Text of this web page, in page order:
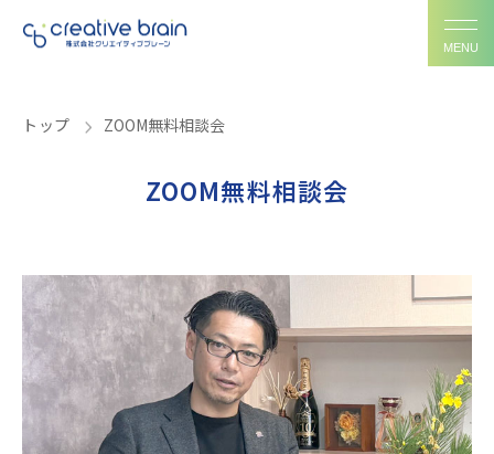
MENU
お知らせ
採用情報
お問い合わせ
トップ ZOOM無料相談会
ZOOM無料相談会